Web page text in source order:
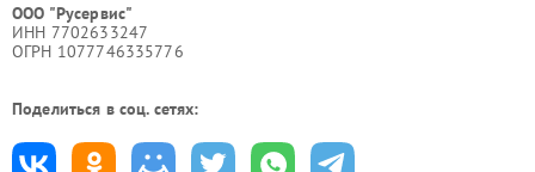
ООО "Русервис"
ИНН 7702633247
ОГРН 1077746335776
Поделиться в соц. сетях: